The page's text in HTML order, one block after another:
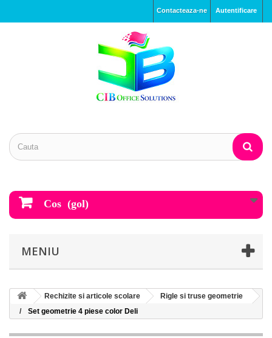
Autentificare
Contacteaza-ne
Cos (gol)
MENIU
Rechizite si articole scolare
Rigle si truse geometrie
Set geometrie 4 piese color Deli